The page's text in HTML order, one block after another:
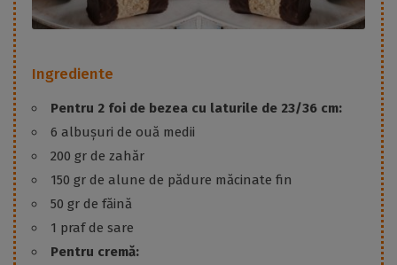
Ingrediente
Pentru 2 foi de bezea cu laturile de 23/36 cm:
6 albușuri de ouă medii
200 gr de zahăr
150 gr de alune de pădure măcinate fin
50 gr de făină
1 praf de sare
Pentru cremă: